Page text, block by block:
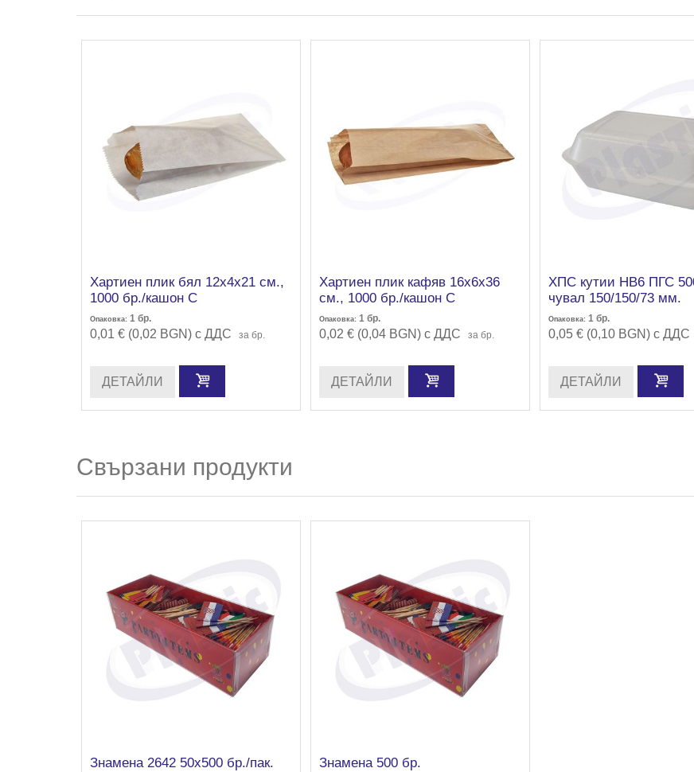
Хартиен плик бял 12х4х21 см.,
1000 бр./кашон С
Опаковка: 1 бр.
0,01 € (0,02 BGN) с ДДС за бр.
ДЕТАЙЛИ
Хартиен плик кафяв 16х6х36
см., 1000 бр./кaшон С
Опаковка: 1 бр.
0,02 € (0,04 BGN) с ДДС за бр.
ДЕТАЙЛИ
ХПС кутии НВ6 ПГС
чувал 150/150/73 мм.
Опаковка: 1 бр.
0,05 € (0,10 BGN) с ДДС
ДЕТАЙЛИ
Свързани продукти
Знамена 2642 50х500 бр./пак. Знамена 500 бр.